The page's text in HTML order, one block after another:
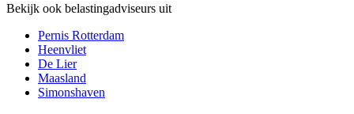
Bekijk ook belastingadviseurs uit
Pernis Rotterdam
Heenvliet
De Lier
Maasland
Simonshaven